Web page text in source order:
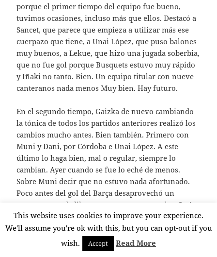
porque el primer tiempo del equipo fue bueno,
tuvimos ocasiones, incluso más que ellos. Destacó a
Sancet, que parece que empieza a utilizar más ese
cuerpazo que tiene, a Unai López, que puso balones
muy buenos, a Lekue, que hizo una jugada soberbia,
que no fue gol porque Busquets estuvo muy rápido
y Iñaki no tanto. Bien. Un equipo titular con nueve
canteranos nada menos Muy bien. Hay futuro.
En el segundo tiempo, Gaizka de nuevo cambiando
la tónica de todos los partidos anteriores realizó los
cambios mucho antes. Bien también. Primero con
Muni y Dani, por Córdoba e Unai López. A este
último lo haga bien, mal o regular, siempre lo
cambian. Ayer cuando se fue lo eché de menos.
Sobre Muni decir que no estuvo nada afortunado.
Poco antes del gol del Barça desaprovechó un
contraataque de libro con un pase muy malo. ¡Qué
pena! También Villalibre tuvo muchos minutos. No
brilló, pero tiene que jugar. A ver si le dan una
titularidad. El Barça tampoco está para echar
muchos cohetes y en una jugada embarullada y con
This website uses cookies to improve your experience.
We'll assume you're ok with this, but you can opt-out if you
wish.
Accept Read More